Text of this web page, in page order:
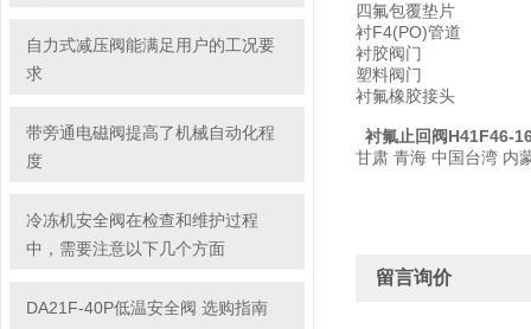
自力式减压阀能满足用户的工况要
求
带旁通电磁阀提高了机械自动化程
度
冷冻机安全阀在检查和维护过程
中，需要注意以下几个方面
DA21F-40P低温安全阀 选购指南
四氟包覆垫片
衬F4(PO)管道
衬胶阀门
塑料阀门
衬氟橡胶接头
衬氟止回阀H41F46-
甘肃 青海 中国台湾 内
留言询价